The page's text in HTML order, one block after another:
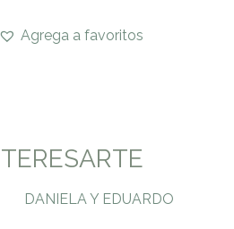
Agrega a favoritos